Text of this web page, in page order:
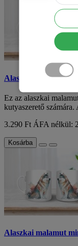
Alaszkai malamut
Ez az alaszkai
kutyaszerető
3.290 Ft ÁFA nélkül:
Kosárba
Alaszkai malamut